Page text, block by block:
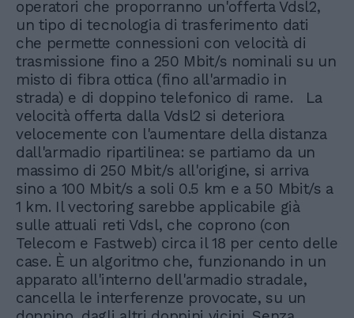
operatori che proporranno un'offerta Vdsl2,
un tipo di tecnologia di trasferimento dati
che permette connessioni con velocità di
trasmissione fino a 250 Mbit/s nominali su un
misto di fibra ottica (fino all'armadio in
strada) e di doppino telefonico di rame. La
velocità offerta dalla Vdsl2 si deteriora
velocemente con l'aumentare della distanza
dall'armadio ripartilinea: se partiamo da un
massimo di 250 Mbit/s all'origine, si arriva
sino a 100 Mbit/s a soli 0.5 km e a 50 Mbit/s a
1 km. Il vectoring sarebbe applicabile già
sulle attuali reti Vdsl, che coprono (con
Telecom e Fastweb) circa il 18 per cento delle
case. È un algoritmo che, funzionando in un
apparato all'interno dell'armadio stradale,
cancella le interferenze provocate, su un